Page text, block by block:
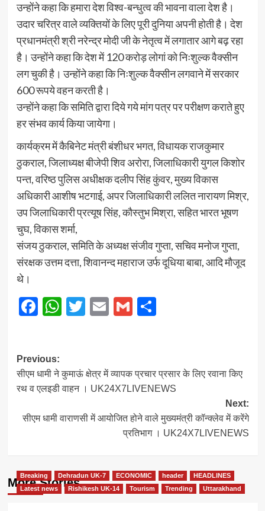
उन्होंने कहा कि हमारा देश विश्व-बन्धुत्व की भावना वाला देश है।
उदार चरित्र वाले व्यक्तियों के लिए पूरी दुनिया अपनी होती है। देश
प्रधानमंत्री श्री नरेन्द्र मोदी जी के नेतृत्व में लगातार आगे बढ़ रहा
है। उन्होंने कहा कि देश में 120 करोड़ लोगां को निःशुल्क वैक्सीन
लग चुकी है। उन्होंने कहा कि निःशुल्क वैक्सीन लगवाने में सरकार
600 रूपये वहन करती है।
उन्होंने कहा कि समिति द्वारा दिये गये मांग पत्र पर परीक्षण कराते हुए
हर संभव कार्य किया जायेगा।
कार्यक्रम में कैबिनेट मंत्री बंशीधर भगत, विधायक राजकुमार
ठुकराल, जिलाध्यक्ष बीजेपी शिव अरोरा, जिलाधिकारी युगल किशोर
पन्त, वरिष्ठ पुलिस अधीक्षक दलीप सिंह कुंवर, मुख्य विकास
अधिकारी आशीष भटगाई, अपर जिलाधिकारी ललित नारायण मिश्र,
उप जिलाधिकारी प्रत्यूष सिंह, कौस्तुभ मिश्रा, सहित भारत भूषण
चुघ, विकास शर्मा,
संजय ठुकराल, समिति के अध्यक्ष संजीव गुप्ता, सचिव मनोज गुप्ता,
संरक्षक उत्तम दत्ता, शिवानन्द महाराज उर्फ दूधिया बाबा, आदि मौजूद
थे।
Facebook
WhatsApp
Twitter
EmailGmailShare
Post
navigation
Previous:
सीएम धामी ने कुमाऊं क्षेत्र में व्यापक प्रचार प्रसार के लिए रवाना किए
रथ व एलइडी वाहन । UK24X7LIVENEWS
Next:
सीएम धामी वाराणसी में आयोजित होने वाले मुख्यमंत्री कॉन्क्लेव में करेंगे
प्रतिभाग । UK24X7LIVENEWS
More Stories
Breaking Dehradun UK-7 ECONOMIC header
HEADLINES
Latest news
Rishikesh UK-14 Tourism Trending Uttarakhand